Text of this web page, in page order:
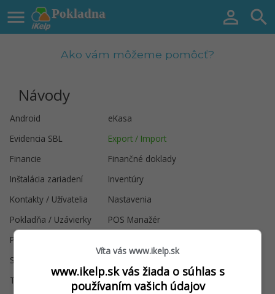
Pokladna
  
Ako vám môžeme pomôcť?
Návody
Android
eKasa
Evidencia SBL
Export / Import
Financie
Finančné doklady
Inštalácia zariadení
Inventúry
Kontakty / Užívatelia
Nastavenia
Pokladňa / Uzávierky
POS Manažér
Predaj
Sklad
Štatistiky / Rozbory
Tovarové položky
Vernostné systémy
Víta vás www.ikelp.sk
www.ikelp.sk vás žiada o súhlas s
používaním vašich údajov